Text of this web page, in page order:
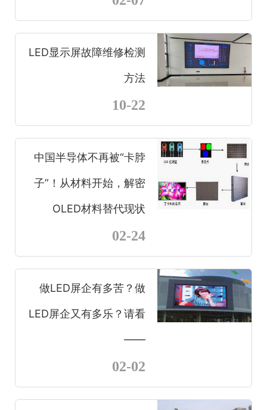
LED显示屏故障维修检测
方法
10-22
中国半导体不再被“卡脖
子”！从材料开始，解密
OLED材料替代现状
02-24
做LED屏企有多苦？做
LED屏企又有多乐？请看
——
02-02